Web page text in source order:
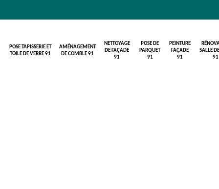
POSE TAPISSERIE ET
TOILE DE VERRE 91
AMÉNAGEMENT
DE COMBLE 91
NETTOYAGE
DE FAÇADE
91
POSE DE
PARQUET
91
PEINTURE
FAÇADE
91
SALLE
91